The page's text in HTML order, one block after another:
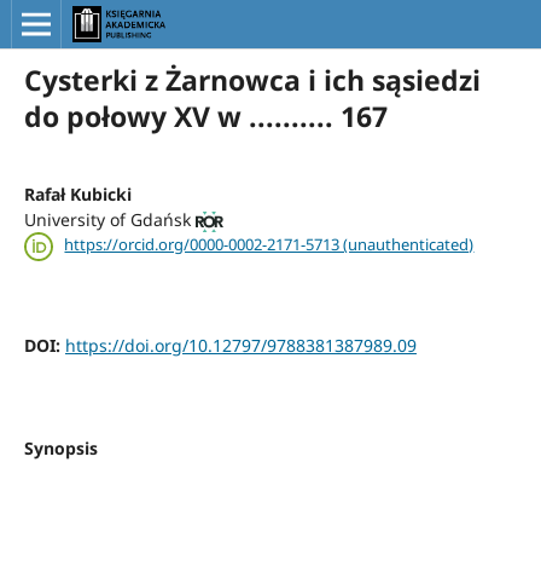
Cysterki z Żarnowca i ich sąsiedzi
do połowy XV w .......... 167
Rafał Kubicki
University of Gdańsk
https://orcid.org/0000-0002-2171-5713 (unauthenticated)
DOI: https://doi.org/10.12797/9788381387989.09
Synopsis